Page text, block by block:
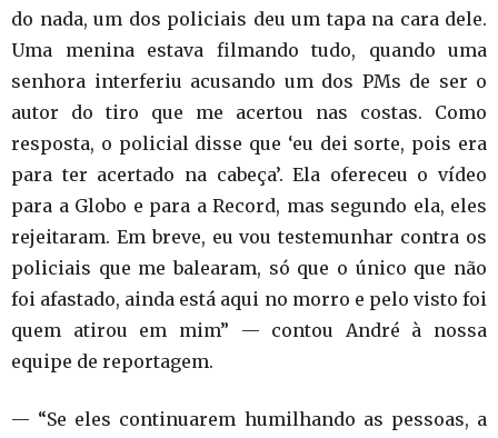
do nada, um dos policiais deu um tapa na cara dele.
Uma menina estava filmando tudo, quando uma
senhora interferiu acusando um dos PMs de ser o
autor do tiro que me acertou nas costas. Como
resposta, o policial disse que ‘eu dei sorte, pois era
para ter acertado na cabeça’. Ela ofereceu o vídeo
para a Globo e para a Record, mas segundo ela, eles
rejeitaram. Em breve, eu vou testemunhar contra os
policiais que me balearam, só que o único que não
foi afastado, ainda está aqui no morro e pelo visto foi
quem atirou em mim” — contou André à nossa
equipe de reportagem.
— “Se eles continuarem humilhando as pessoas, a